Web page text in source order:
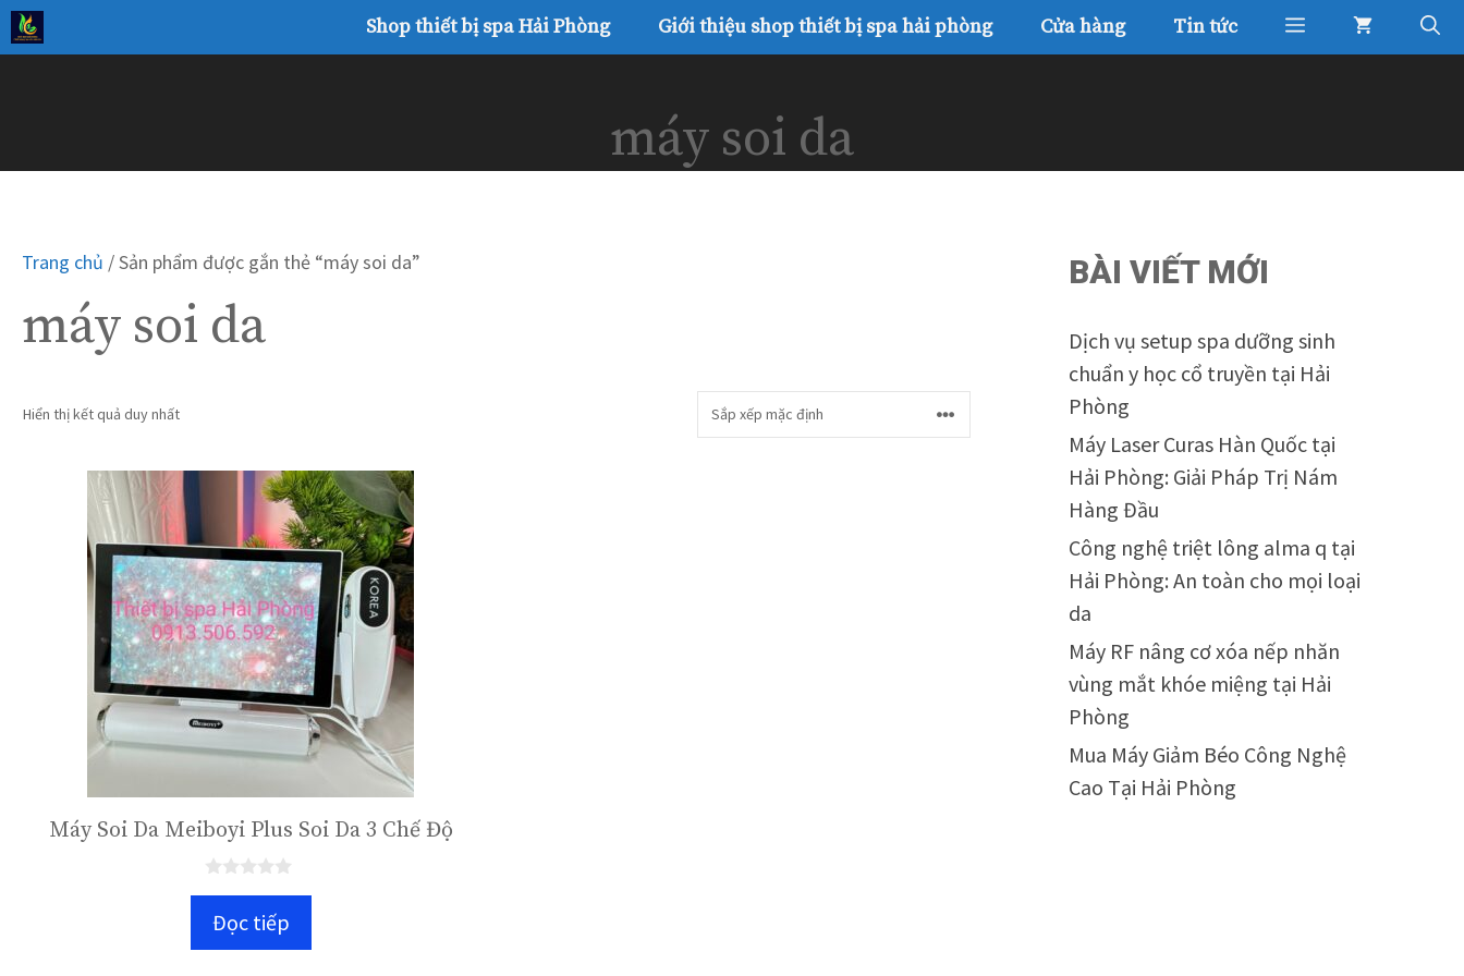
Chuyển
đến
Shop thiết bị spa Hải Phòng Giới thiệu shop thiết bị spa hải phòng Cửa hàng Tin tức
máy soi da
Trang chủ / Sản phẩm được gắn thẻ “máy soi da”
máy soi da
Hiển thị kết quả duy nhất
Máy Soi Da Meiboyi Plus Soi Da 3 Chế Độ
gĐọc tiếp
BÀI VIẾT MỚI
Dịch vụ setup spa dưỡng sinh
chuẩn y học cổ truyền tại Hải
Phòng
Máy Laser Curas Hàn Quốc tại
Hải Phòng: Giải Pháp Trị Nám
Hàng Đầu
Công nghệ triệt lông alma q tại
Hải Phòng: An toàn cho mọi loại
da
Máy RF nâng cơ xóa nếp nhăn
vùng mắt khóe miệng tại Hải
Phòng
Mua Máy Giảm Béo Công Nghệ
Cao Tại Hải Phòng